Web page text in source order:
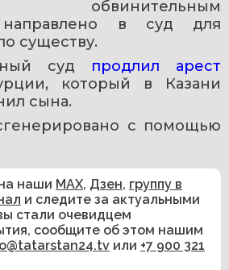
обвинительным
направлено в суд для
существу.
суд продлил арест
который в Казани
сына.
с помощью
наши MAX, Дзен, группу в
и следите за актуальными
стали очевидцем
сообщите об этом нашим
или +7 900 321